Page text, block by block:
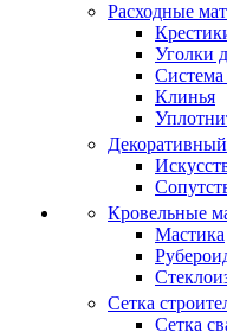
Расходные
Уголки
Клинья
Кровельные
Мастика
Сетка
Сетка